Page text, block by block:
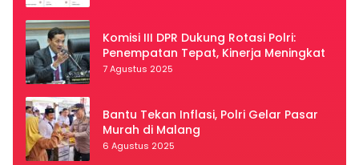
Komisi III DPR Dukung Rotasi Polri:
Penempatan Tepat, Kinerja Meningkat
7 Agustus 2025
Bantu Tekan Inflasi, Polri Gelar Pasar
Murah di Malang
6 Agustus 2025